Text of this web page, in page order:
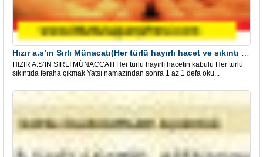
HIZIR A.S’IN SIRLI MÜNACCATI Her türlü hayırlı hacetin kabulü Her türlü
sıkıntıda feraha çıkmak Yatsı namazından sonra 1 az 1 defa oku...